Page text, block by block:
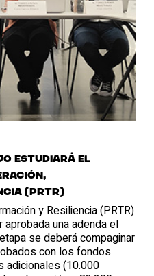
estudiará el
(PRTR)
y Resiliencia (PRTR)
una adenda el
se deberá compaginar
con los fondos
adicionales (10.000